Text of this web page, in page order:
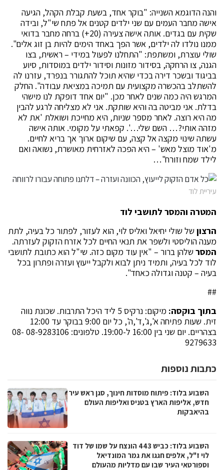
והנה הדוגמא השנייה: "בוקר אחד, בשעת קבלת הקהל, הגיעה
אישה מחבר העמים עם שני ילדים קטנים אל פתח שי"ל, ובידה
שקית עם בגדים. אותה אישה צעירה (20+) ברחה מחבר בדואי
ממנו נולדו לה ילדים, אשר הפך באחד הימים להיות בן זוג אלים".
שולי עוצרת, ומשתפת: "התחלנו לפעול במידי – ראשית, בצו
הגנה, צו הרחקה, בסידור מזונות וסידור ילדים במוסדות, סיוע
בביגוד ובשכר דירה בכדי שהיא תוכל להתגורר בנפרד, עזרנו לה
להשתלב בהכשרה מקצועית עם תמיכה במציאת עבודה". החלק
המרגש היה כמה שנים לאחר מכן. "יום אחד דופקת לנו מישהי
בדלת. אני מביטה בה והיא שותקת. אני לא מצליחה לרגע להבין
מה היא רוצה. לאחר מספר שניות, היא מחייכת ושואלת 'את לא
מזהה אותי?… השם שלי…'. קפאתי על מקומי. אותה אישה
עשתה שינוי מקצה אל קצה, עם שיקום ארוך אך בריא לחיים.
מ'אוד מוצל מאש' – היא הפכה לאזרחית מאושרת, נשואה ואם
לילד שמח וזורח"…
עיריית לוד
המטרה והמסר לתושבי לוד
הרצוןשל שולי יחיאל ואליס לוי, הוא לעזור, לפתור כל בעיה, לתת
מענה הוליסטי ולשפר את תנאי החיים לכל אזרח הזקוק לעזרתה.
המסרשלהן ברור – "אין עוד מקום כזה. שי"ל הוא כתובת לתושבי
לוד לכל בעיה, ותמיד ניתן לבוא ולקבל ייעוץ ועזרה ופתרון בכל
בעיה – קטנה וגדולה כאחד".
##
בתוך בוקסה:
מיקום: נרקיס 5 ליד היכל התרבות. שכונת נווה
זית. שעות פתיחה א',ג',ד',ה', כל יום 9:00 בבוקר עד 12:00
בצהריים. יום שני בין 16:00 ל-19:00. טלפונים: 08-9283106 08-
9279633
כתבות נוספות
השבוע בלוד: פיתוח מוסדות חינוך, סגן ראש עיר
חדש, אליפות הארץ בטניס ואליפות העולם
בהיאבקות
השבוע בלוד: כביש 443 הונצח על שמו של דוד
לוי ז"ל, אלפים חגגו את גמר המונדיאל
וספורטאי העיר שבו עם מדליות מהעולם